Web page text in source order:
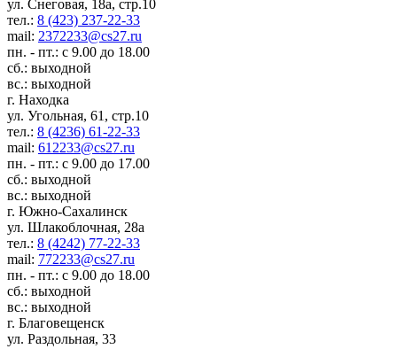
ул. Снеговая, 18а, стр.10
тел.: 8 (423) 237-22-33
mail: 2372233@cs27.ru
пн. - пт.: с 9.00 до 18.00
сб.: выходной
вс.: выходной
г. Находка
ул. Угольная, 61, стр.10
тел.: 8 (4236) 61-22-33
mail: 612233@cs27.ru
пн. - пт.: с 9.00 до 17.00
сб.: выходной
вс.: выходной
г. Южно-Сахалинск
ул. Шлакоблочная, 28а
тел.: 8 (4242) 77-22-33
mail: 772233@cs27.ru
пн. - пт.: с 9.00 до 18.00
сб.: выходной
вс.: выходной
г. Благовещенск
ул. Раздольная, 33